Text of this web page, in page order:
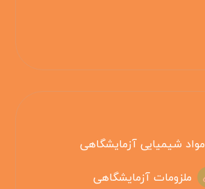
مواد شیمیایی آزمایشگاهی
ملزومات آزمایشگاهی